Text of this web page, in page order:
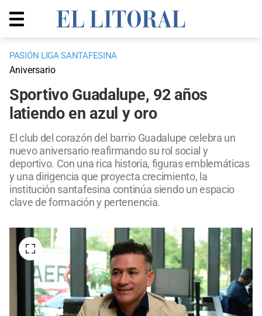
PASIÓN LIGA SANTAFESINA
Aniversario
Sportivo Guadalupe, 92 años
latiendo en azul y oro
El club del corazón del barrio Guadalupe celebra un
nuevo aniversario reafirmando su rol social y
deportivo. Con una rica historia, figuras emblemáticas
y una dirigencia que proyecta crecimiento, la
institución santafesina continúa siendo un espacio
clave de formación y pertenencia.